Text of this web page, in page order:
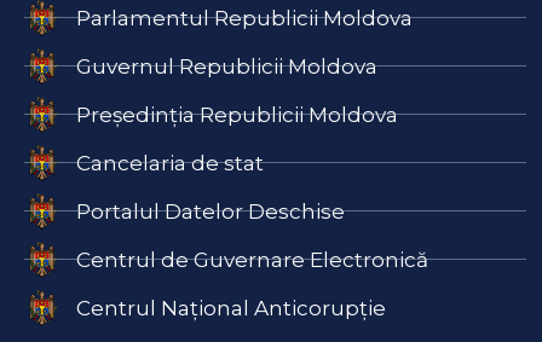
Parlamentul Republicii Moldova
Guvernul Republicii Moldova
Președinția Republicii Moldova
Cancelaria de stat
Portalul Datelor Deschise
Centrul de Guvernare Electronică
Centrul Național Anticorupție